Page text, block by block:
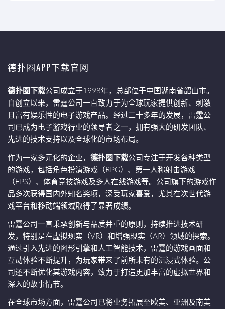
德扑圈APP下载官网
德扑圈下载公司成立于1998年，总部位于中国湖南省韶山市。
自创立以来，雷霆公司一直致力于为全球玩家提供创新、刺激
且富有娱乐性的电子游戏产品。经过二十多年的发展，雷霆公
司已成为电子游戏行业的领导者之一，拥有强大的研发团队、
先进的技术支持以及全球化的市场布局。
作为一家多元化的企业， 德扑圈下载公司专注于开发各种类型
的游戏，包括角色扮演游戏（RPG）、第一人称射击游戏
（FPS）、体育竞技游戏及多人在线游戏等。公司旗下的游戏作
品多次获得国内外知名奖项，深受玩家喜爱，尤其在次世代游
戏平台和移动端领域取得了显著成绩。
雷霆公司一直秉承创新与品质并重的原则，持续推进技术研
发，特别是在虚拟现实（VR）和增强现实（AR）领域的探索。
通过引入先进的图形引擎和人工智能技术，雷霆的游戏画面和
互动体验不断提升，为玩家带来了前所未有的沉浸式体验。公
司还不断优化其游戏内容，致力于打造更加丰富的虚拟世界和
深入的故事情节。
在全球市场方面，雷霆公司已将业务拓展至欧美、亚洲及南美